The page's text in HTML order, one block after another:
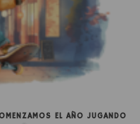
EL AÑO JUGANDO